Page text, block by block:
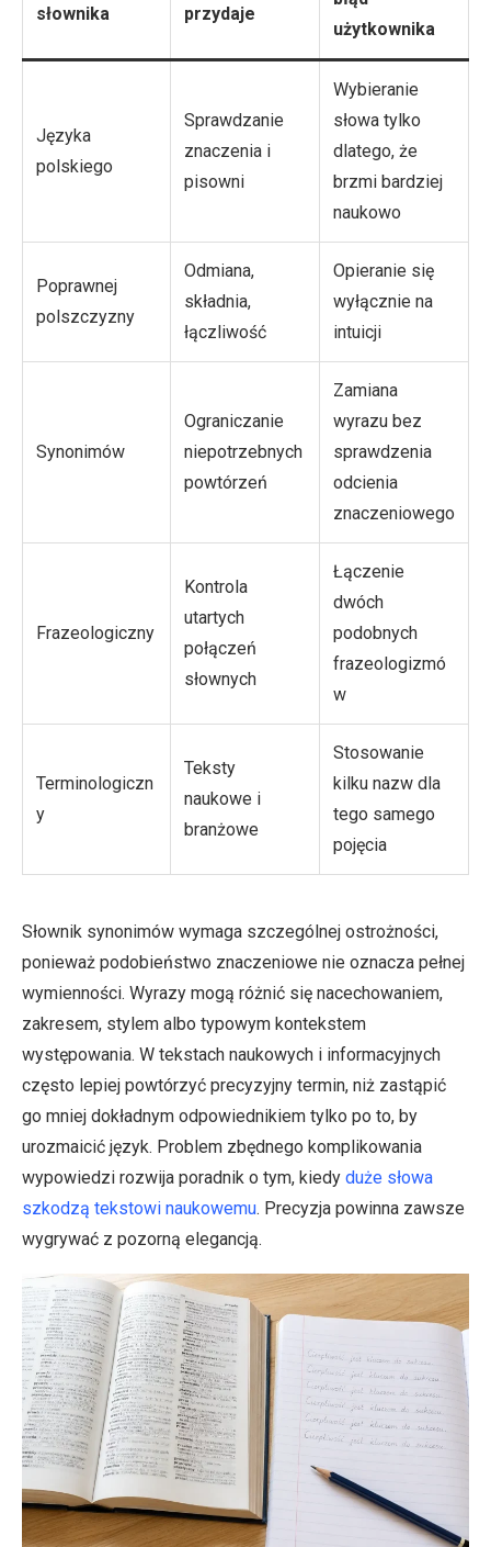
słownika przydaje
użytkownika
Języka
polskiego
Sprawdzanie
znaczenia i
pisowni
Wybieranie
słowa tylko
dlatego, że
brzmi bardziej
naukowo
Poprawnej
polszczyzny
Odmiana,
składnia,
łączliwość
Opieranie się
wyłącznie na
intuicji
Synonimów
Ograniczanie
niepotrzebnych
powtórzeń
Zamiana
wyrazu bez
sprawdzenia
odcienia
znaczeniowego
Frazeologiczny
Kontrola
utartych
połączeń
słownych
Łączenie
dwóch
podobnych
frazeologizmó
w
Terminologiczn
y
Teksty
naukowe i
branżowe
Stosowanie
kilku nazw dla
tego samego
pojęcia
Słownik synonimów wymaga szczególnej ostrożności,
ponieważ podobieństwo znaczeniowe nie oznacza pełnej
wymienności. Wyrazy mogą różnić się nacechowaniem,
zakresem, stylem albo typowym kontekstem
występowania. W tekstach naukowych i informacyjnych
często lepiej powtórzyć precyzyjny termin, niż zastąpić
go mniej dokładnym odpowiednikiem tylko po to, by
urozmaicić język. Problem zbędnego komplikowania
wypowiedzi rozwija poradnik o tym, kiedy duże słowa
szkodzą tekstowi naukowemu. Precyzja powinna zawsze
wygrywać z pozorną elegancją.